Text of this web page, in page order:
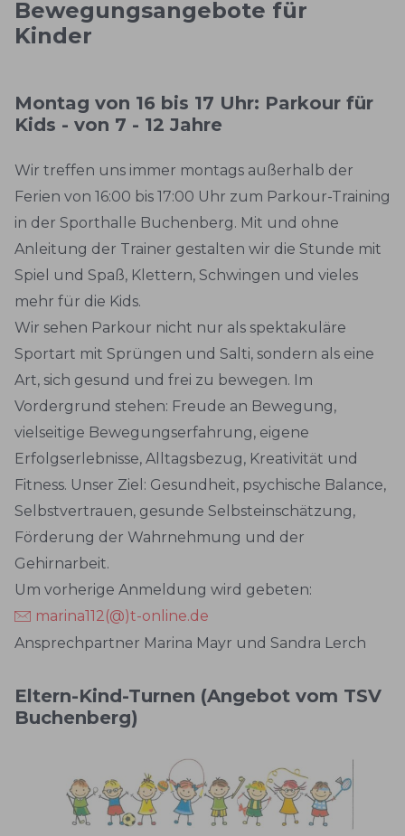
Bewegungsangebote für
Kinder
Montag von 16 bis 17 Uhr: Parkour für
Kids - von 7 - 12 Jahre
Wir treffen uns immer montags außerhalb der
Ferien von 16:00 bis 17:00 Uhr zum Parkour-Training
in der Sporthalle Buchenberg. Mit und ohne
Anleitung der Trainer gestalten wir die Stunde mit
Spiel und Spaß, Klettern, Schwingen und vieles
mehr für die Kids.
Wir sehen Parkour nicht nur als spektakuläre
Sportart mit Sprüngen und Salti, sondern als eine
Art, sich gesund und frei zu bewegen. Im
Vordergrund stehen: Freude an Bewegung,
vielseitige Bewegungserfahrung, eigene
Erfolgserlebnisse, Alltagsbezug, Kreativität und
Fitness. Unser Ziel: Gesundheit, psychische Balance,
Selbstvertrauen, gesunde Selbsteinschätzung,
Förderung der Wahrnehmung und der
Gehirnarbeit.
Um vorherige Anmeldung wird gebeten:
marina112(@)t-online.de
Ansprechpartner Marina Mayr und Sandra Lerch
Eltern-Kind-Turnen (Angebot vom TSV
Buchenberg)